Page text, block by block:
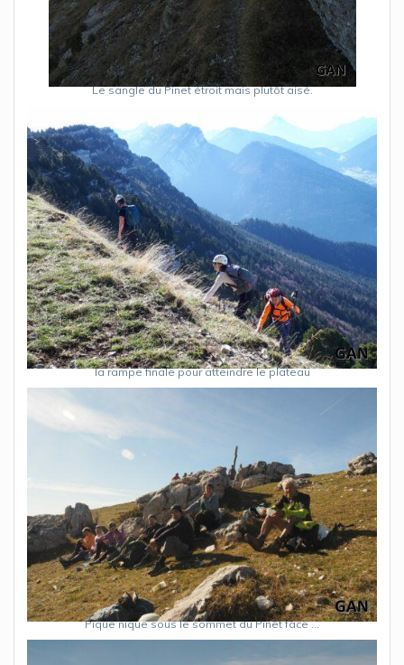
Le sangle du Pinet étroit mais plutôt aisé.
la rampe finale pour atteindre le plateau
Pique nique sous le sommet du Pinet face …